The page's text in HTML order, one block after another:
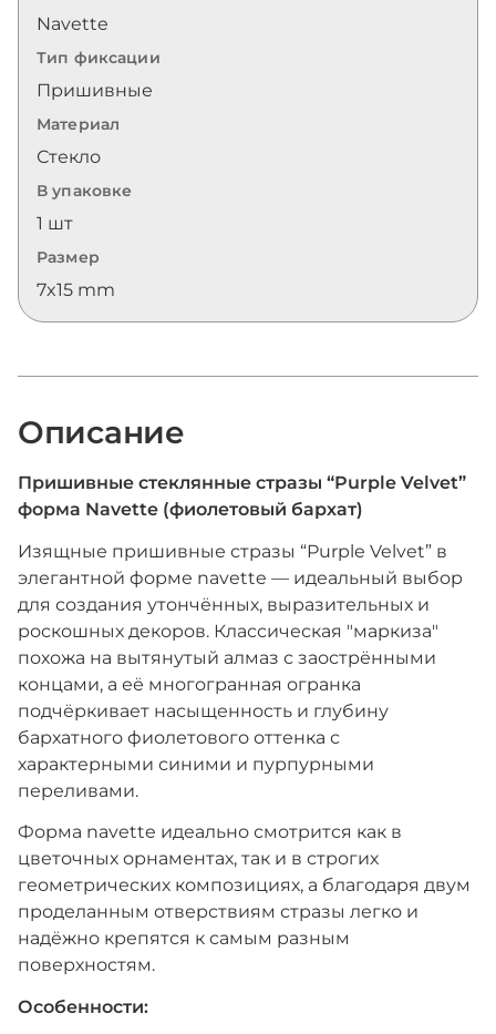
Navette
Тип фиксации
Пришивные
Материал
Стекло
В упаковке
1 шт
Размер
7x15 mm
Описание
Пришивные стеклянные стразы “Purple Velvet”
форма Navette (фиолетовый бархат)
Изящные пришивные стразы “Purple Velvet” в
элегантной форме navette — идеальный выбор
для создания утончённых, выразительных и
роскошных декоров. Классическая "маркиза"
похожа на вытянутый алмаз с заострёнными
концами, а её многогранная огранка
подчёркивает насыщенность и глубину
бархатного фиолетового оттенка с
характерными синими и пурпурными
переливами.
Форма navette идеально смотрится как в
цветочных орнаментах, так и в строгих
геометрических композициях, а благодаря двум
проделанным отверствиям стразы легко и
надёжно крепятся к самым разным
поверхностям.
Особенности: